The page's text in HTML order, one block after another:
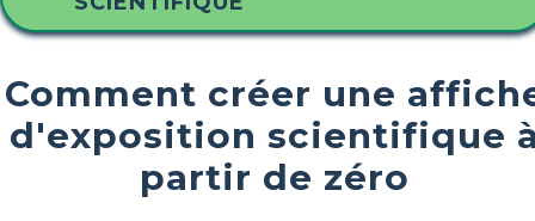
Comment créer une
d'exposition scientifique
partir de zéro